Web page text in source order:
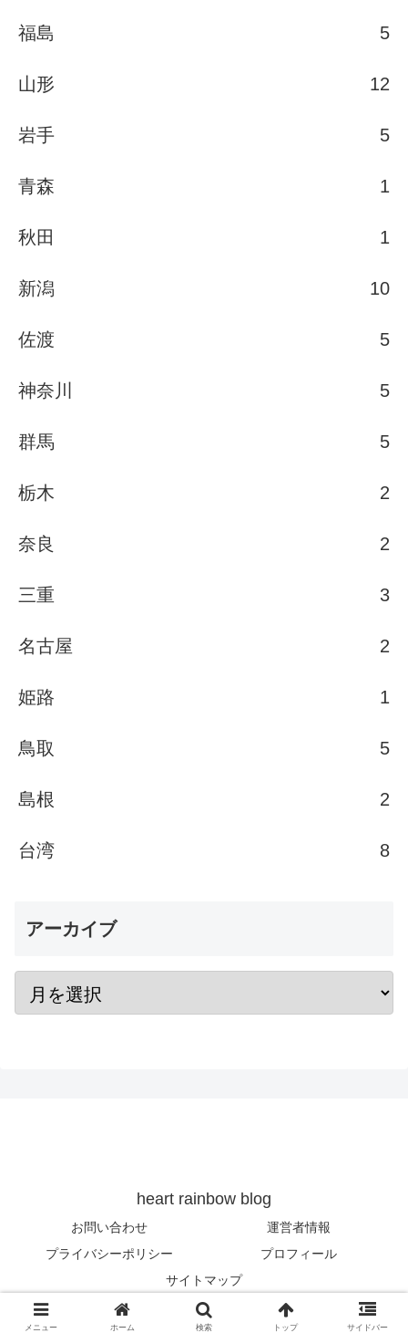
福島 5
山形 12
岩手 5
青森 1
秋田 1
新潟 10
佐渡 5
神奈川 5
群馬 5
栃木 2
奈良 2
三重 3
名古屋 2
姫路 1
鳥取 5
島根 2
台湾 8
アーカイブ
heart rainbow blog
お問い合わせ
運営者情報
プライバシーポリシー
プロフィール
サイトマップ
© 2019 heart rainbow blog.
メニュー ホーム 検索 トップ サイドバー